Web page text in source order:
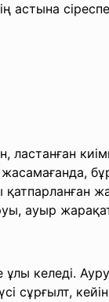
астына
ауыр
келеді.